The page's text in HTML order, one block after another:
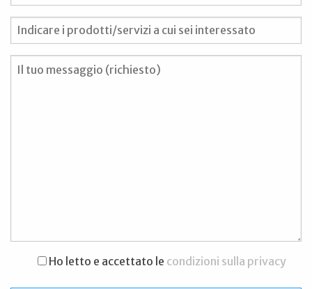
Ho letto e accettato le condizioni sulla privacy